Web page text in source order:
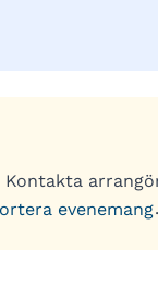
evenemang.